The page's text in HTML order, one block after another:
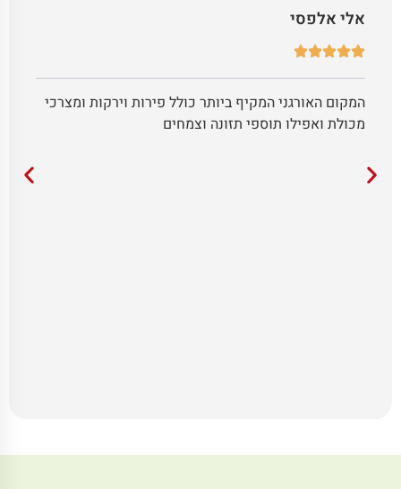
אלי אלפסי
המקום האורגני המקיף ביותר כולל פירות וירקות ומצרכי
מכולת ואפילו תוספי תזונה וצמחים